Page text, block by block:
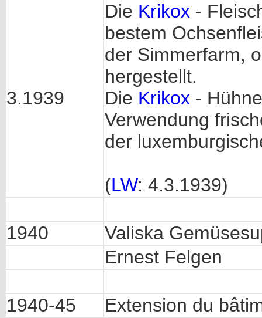
3.1939
Die Krikox -
bestem
der Simmerfarm,
hergestellt.
Die Krikox -
Verwendung
der
(LW: 4.3.1939)
1940
Valiska
Ernest Felgen
1940-45
Extension du